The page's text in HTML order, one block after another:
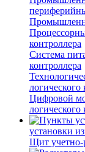
контроллера
Система
контроллера
логического
Цифровой
логического
установки
Щит учетно-